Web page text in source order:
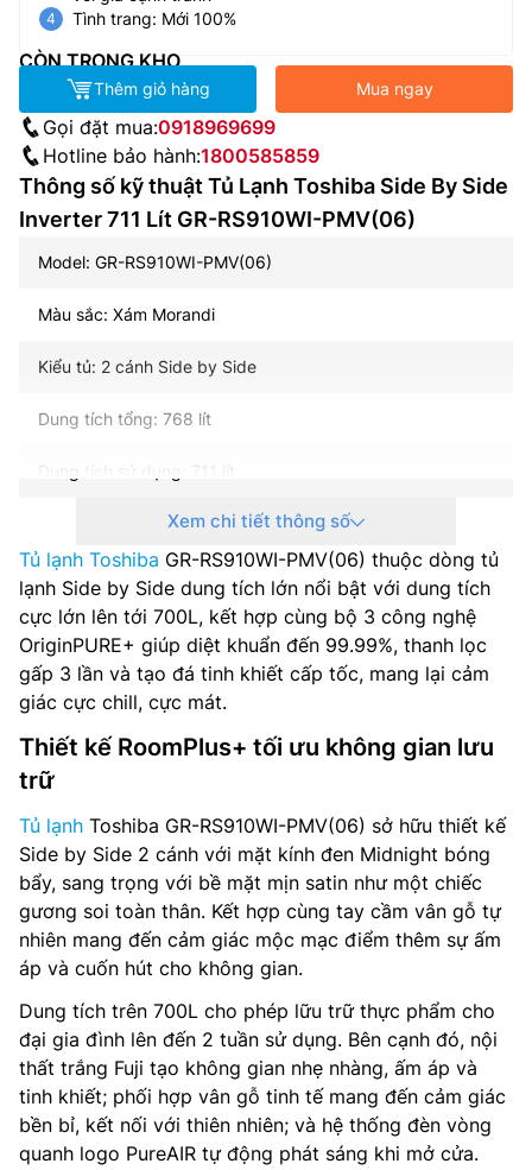
Tình trang: Mới 100%
CÒN TRONG KHO
Thêm giỏ hàng Mua ngay
Gọi đặt mua:0918969699
Hotline bảo hành:1800585859
Thông số kỹ thuật Tủ Lạnh Toshiba Side By Side
Inverter 711 Lít GR-RS910WI-PMV(06)
Model: GR-RS910WI-PMV(06)
Màu sắc: Xám Morandi
Kiểu tủ: 2 cánh Side by Side
Dung tích tổng: 768 lít
Dung tích sử dụng: 711 lít
Dung tích năng đá: 273 lít
Dung tích năng mát: 438 lít
Công nghệ inverter: Origin Inverter
Công suất tiêu thụ công bố theo TCVN: 660 kWh/năm
Lấy nước và đá bên ngoài: Không
Làm đá tự động: Có
Ngăn đông mềm: Không
Chất liệu cửa tủ: Mặt thép
Công nghệ làm lạnh: Luồng khí lạnh đa chiều Multi Air
Flow, Công nghệ Surrounding Cooling
Điều khiển: Điều khiển cảm ứng bên ngoài
Công nghệ khử mùi: Bộ lọc khử mùi PureAir Turbo™
Nguồn điện: 220-240V, 50-60Hz
Xem chi tiết thông số
Tủ lạnh Toshiba GR-RS910WI-PMV(06) thuộc dòng tủ
lạnh Side by Side dung tích lớn nổi bật với dung tích
cực lớn lên tới 700L, kết hợp cùng bộ 3 công nghệ
OriginPURE+ giúp diệt khuẩn đến 99.99%, thanh lọc
gấp 3 lần và tạo đá tinh khiết cấp tốc, mang lại cảm
giác cực chill, cực mát.
Thiết kế RoomPlus+ tối ưu không gian lưu
trữ
Tủ lạnh Toshiba GR-RS910WI-PMV(06) sở hữu thiết kế
Side by Side 2 cánh với mặt kính đen Midnight bóng
bẩy, sang trọng với bề mặt mịn satin như một chiếc
gương soi toàn thân. Kết hợp cùng tay cầm vân gỗ tự
nhiên mang đến cảm giác mộc mạc điểm thêm sự ấm
áp và cuốn hút cho không gian.
Dung tích trên 700L cho phép lữu trữ thực phẩm cho
đại gia đình lên đến 2 tuần sử dụng. Bên cạnh đó, nội
thất trắng Fuji tạo không gian nhẹ nhàng, ấm áp và
tinh khiết; phối hợp vân gỗ tinh tế mang đến cảm giác
bền bỉ, kết nối với thiên nhiên; và hệ thống đèn vòng
quanh logo PureAIR tự động phát sáng khi mở cửa.